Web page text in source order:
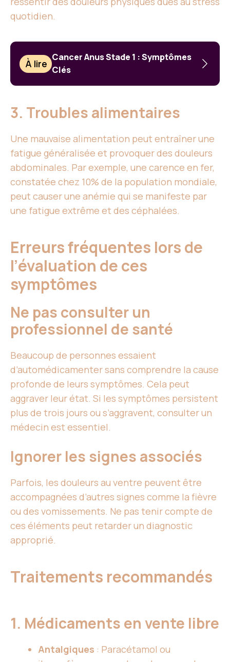
quotidien.
À lire
Cancer Anus Stade 1 : Symptômes
Clés
3. Troubles alimentaires
Une mauvaise alimentation peut entraîner une
fatigue généralisée et provoquer des douleurs
abdominales. Par exemple, une carence en fer,
constatée chez 10% de la population mondiale,
peut causer une anémie qui se manifeste par
une fatigue extrême et des céphalées.
Erreurs fréquentes lors de
l’évaluation de ces
symptômes
Ne pas consulter un
professionnel de santé
Beaucoup de personnes essaient
d’automédicamenter sans comprendre la cause
profonde de leurs symptômes. Cela peut
aggraver leur état. Si les symptômes persistent
plus de trois jours ou s’aggravent, consulter un
médecin est essentiel.
Ignorer les signes associés
Parfois, les douleurs au ventre peuvent être
accompagnées d’autres signes comme la fièvre
ou des vomissements. Ne pas tenir compte de
ces éléments peut retarder un diagnostic
approprié.
Traitements recommandés
1. Médicaments en vente libre
Antalgiques : Paracétamol ou